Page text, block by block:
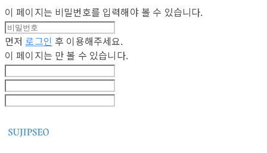
이 페이지는 비밀번호를 입력해야 볼 수 있습니다.
먼저 로그인 후 이용해주세요.
이 페이지는 만 볼 수 있습니다.